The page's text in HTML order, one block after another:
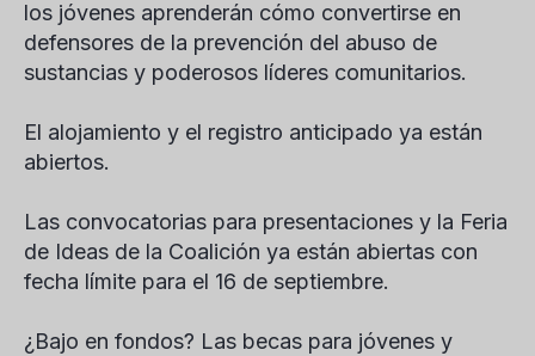
los jóvenes aprenderán cómo convertirse en
defensores de la prevención del abuso de
sustancias y poderosos líderes comunitarios.
El alojamiento y el registro anticipado ya están
abiertos.
Las convocatorias para presentaciones y la Feria
de Ideas de la Coalición ya están abiertas con
fecha límite para el 16 de septiembre.
¿Bajo en fondos? Las becas para jóvenes y